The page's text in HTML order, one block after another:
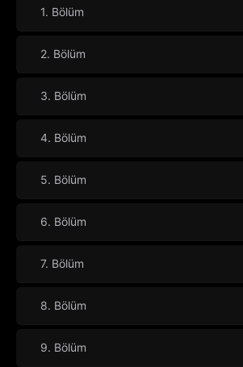
1. Bölüm
2. Bölüm
3. Bölüm
4. Bölüm
5. Bölüm
6. Bölüm
7. Bölüm
8. Bölüm
9. Bölüm